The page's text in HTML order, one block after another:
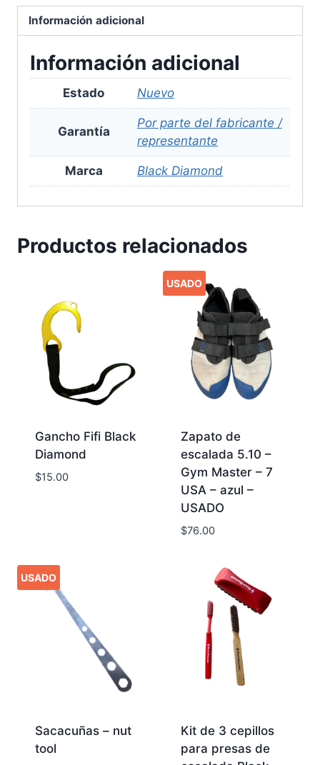
Información adicional
Información adicional
Estado Nuevo
Garantía
Por parte del fabricante /
representante
Marca Black Diamond
Productos relacionados
Gancho Fifi Black
Diamond
$15.00
USADO
Zapato de
escalada 5.10 –
Gym Master – 7
USA – azul –
USADO
$76.00
USADO
Sacacuñas – nut
tool
Kit de 3 cepillos
para presas de